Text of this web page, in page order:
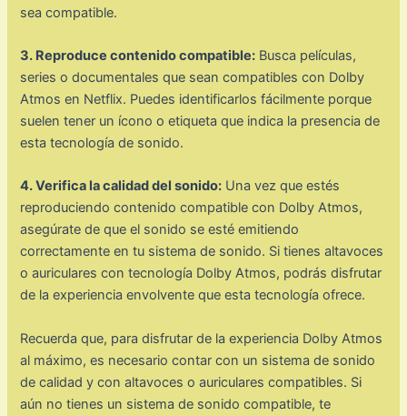
sea compatible.
3. Reproduce contenido compatible: Busca películas,
series o documentales que sean compatibles con Dolby
Atmos en Netflix. Puedes identificarlos fácilmente porque
suelen tener un ícono o etiqueta que indica la presencia de
esta tecnología de sonido.
4. Verifica la calidad del sonido: Una vez que estés
reproduciendo contenido compatible con Dolby Atmos,
asegúrate de que el sonido se esté emitiendo
correctamente en tu sistema de sonido. Si tienes altavoces
o auriculares con tecnología Dolby Atmos, podrás disfrutar
de la experiencia envolvente que esta tecnología ofrece.
Recuerda que, para disfrutar de la experiencia Dolby Atmos
al máximo, es necesario contar con un sistema de sonido
de calidad y con altavoces o auriculares compatibles. Si
aún no tienes un sistema de sonido compatible, te